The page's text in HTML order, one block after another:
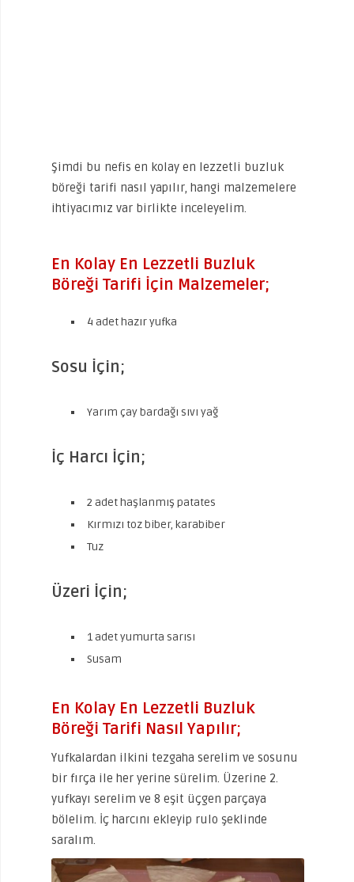
Şimdi bu nefis en kolay en lezzetli buzluk
böreği tarifi nasıl yapılır, hangi malzemelere
ihtiyacımız var birlikte inceleyelim.
En Kolay En Lezzetli Buzluk
Böreği Tarifi İçin Malzemeler;
4 adet hazır yufka
Sosu İçin;
Yarım çay bardağı sıvı yağ
İç Harcı İçin;
2 adet haşlanmış patates
Kırmızı toz biber, karabiber
Tuz
Üzeri İçin;
1 adet yumurta sarısı
Susam
En Kolay En Lezzetli Buzluk
Böreği Tarifi Nasıl Yapılır;
Yufkalardan ilkini tezgaha serelim ve sosunu
bir fırça ile her yerine sürelim. Üzerine 2.
yufkayı serelim ve 8 eşit üçgen parçaya
bölelim. İç harcını ekleyip rulo şeklinde
saralım.